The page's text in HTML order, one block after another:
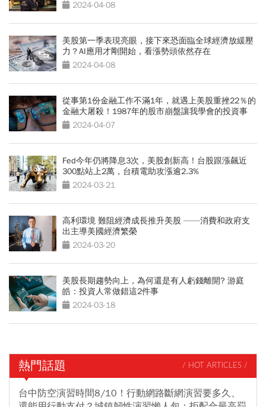
2024-04-08
美股第一季表現亮眼，接下來恐面臨全球經濟放緩壓
力？AI應用才剛開始，看漲勢頭依然存在
2024-04-08
從事第1份金融工作不滿1年，就遇上美股重挫22％的
金融大屠殺！1987年的股市崩盤讓我學會的投資事
2024-04-07
Fed今年仍將降息3次，美股創新高！台股跟漲飆近
300點站上2萬，台積電助攻漲逾2.3%
2024-03-21
高利環境 難阻經濟成長推升美股 ——消費和政府支
出主導美國經濟繁榮
2024-03-20
美股長期趨勢向上，為何還是有人虧錢離開? 游庭
皓：投資人常做錯這2件事
2024-03-18
熱門話題 / HOT ARTICLES /
台中防空演習時間8/10！行動網路斷網演習要多久、